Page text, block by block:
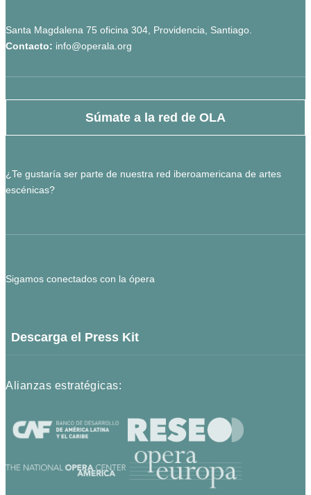
Santa Magdalena 75 oficina 304, Providencia, Santiago.
Contacto: info@operala.org
Súmate a la red de OLA
¿Te gustaría ser parte de nuestra red iberoamericana de artes
escénicas?
Sigamos conectados con la ópera
Descarga el Press Kit
Alianzas estratégicas: